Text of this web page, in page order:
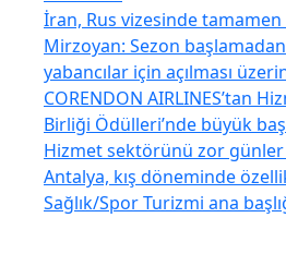
İran, Rus vizesinde
Mirzoyan: Sezon başlamadan
yabancılar için açılması
CORENDON AIRLINES’tan
Birliği Ödülleri’nde büyük
Hizmet sektörünü zor
Antalya, kış döneminde
Sağlık/Spor Turizmi ana